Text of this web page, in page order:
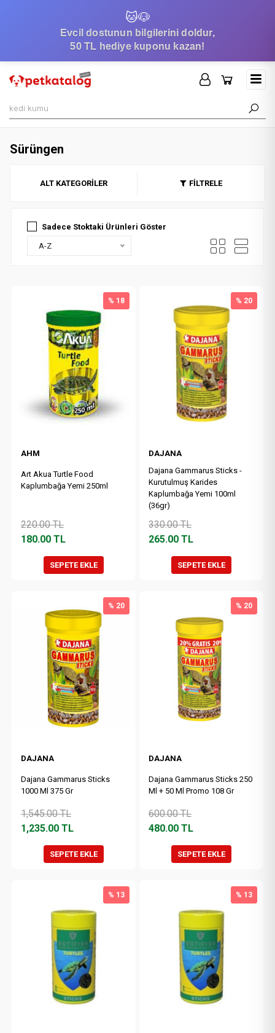
🐱🐶
Evcil dostunun bilgilerini doldur,
50 TL hediye kuponu kazan!
Sürüngen
ALT KATEGORİLER FİLTRELE
Sadece Stoktaki Ürünleri Göster
A-Z
AHM
Art Akua Turtle Food
Kaplumbağa Yemi 250ml
220.00TL
180.00TL
% 18
SEPETE EKLE
DAJANA
Dajana Gammarus Sticks -
Kurutulmuş Karides
Kaplumbağa Yemi 100ml
(36gr)
330.00TL
265.00 TL
% 20
SEPETE EKLE
DAJANA
Dajana Gammarus Sticks
1000 Ml 375 Gr
1,545.00TL
1,235.00TL
% 20
SEPETE EKLE
DAJANA
Dajana Gammarus Sticks 250
Ml + 50 Ml Promo 108 Gr
600.00TL
480.00 TL
% 20
SEPETE EKLE
% 13 % 13